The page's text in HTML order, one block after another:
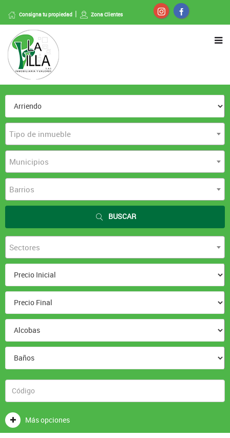
Consigna tu propiedad Zona Clientes
Tipo de inmueble
Municipios
Barrios
BUSCAR
Sectores
Más opciones